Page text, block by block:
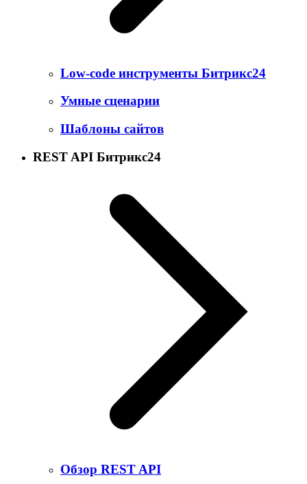
Low-code инструменты Битрикс24
Умные сценарии
Шаблоны сайтов
REST API Битрикс24
Обзор REST API